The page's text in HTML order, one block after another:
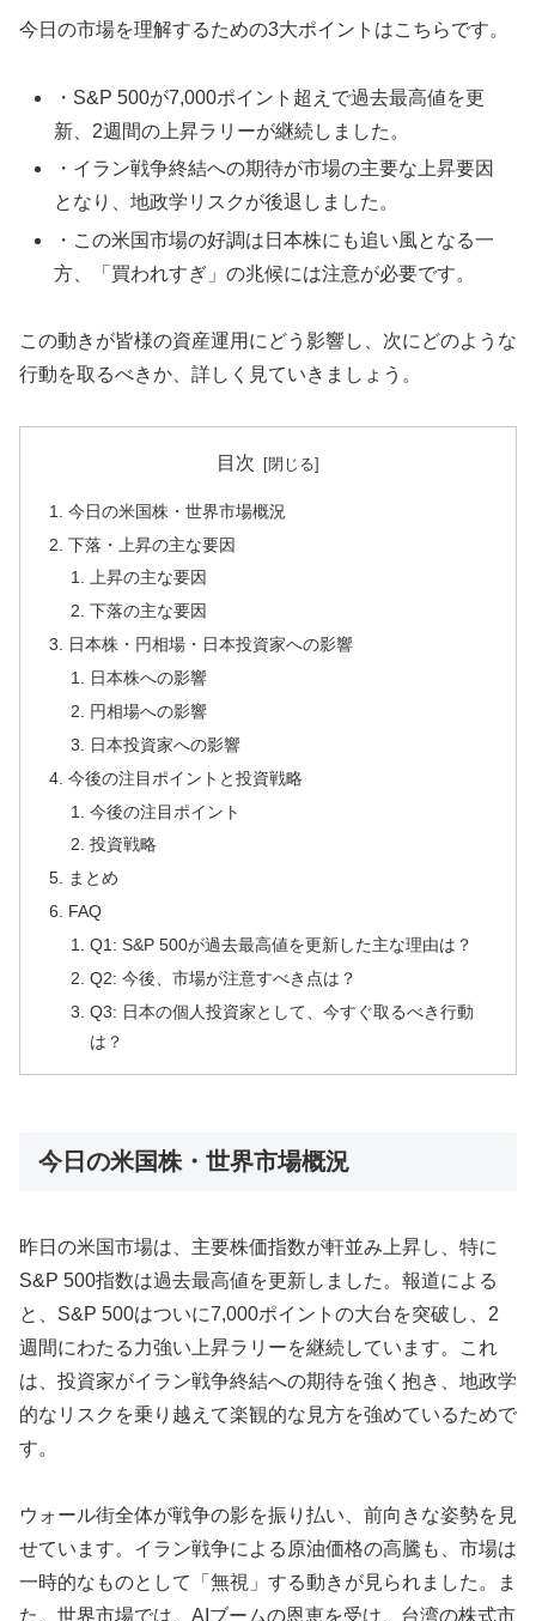
今日の市場を理解するための3大ポイントはこちらです。
・S&P 500が7,000ポイント超えで過去最高値を更
新、2週間の上昇ラリーが継続しました。
・イラン戦争終結への期待が市場の主要な上昇要因
となり、地政学リスクが後退しました。
・この米国市場の好調は日本株にも追い風となる一
方、「買われすぎ」の兆候には注意が必要です。
この動きが皆様の資産運用にどう影響し、次にどのような
行動を取るべきか、詳しく見ていきましょう。
目次
今日の米国株・世界市場概況
下落・上昇の主な要因
上昇の主な要因
下落の主な要因
日本株・円相場・日本投資家への影響
日本株への影響
円相場への影響
日本投資家への影響
今後の注目ポイントと投資戦略
今後の注目ポイント
投資戦略
まとめ
FAQ
Q1: S&P 500が過去最高値を更新した主な理由は？
Q2: 今後、市場が注意すべき点は？
Q3: 日本の個人投資家として、今すぐ取るべき行動
は？
今日の米国株・世界市場概況
昨日の米国市場は、主要株価指数が軒並み上昇し、特に
S&P 500指数は過去最高値を更新しました。報道による
と、S&P 500はついに7,000ポイントの大台を突破し、2
週間にわたる力強い上昇ラリーを継続しています。これ
は、投資家がイラン戦争終結への期待を強く抱き、地政学
的なリスクを乗り越えて楽観的な見方を強めているためで
す。
ウォール街全体が戦争の影を振り払い、前向きな姿勢を見
せています。イラン戦争による原油価格の高騰も、市場は
一時的なものとして「無視」する動きが見られました。ま
た、世界市場では、AIブームの恩恵を受け、台湾の株式市